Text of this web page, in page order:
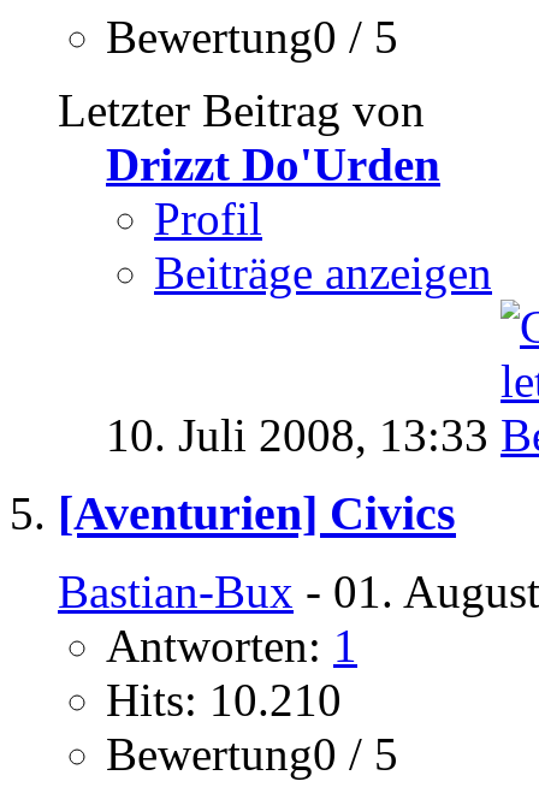
Bewertung0 / 5
Letzter Beitrag von
Drizzt Do'Urden
Profil
Beiträge anzeigen
10. Juli 2008, 13:33
[Aventurien] Civics
Bastian-Bux - 01.
Antworten: 1
Hits: 10.210
Bewertung0 / 5